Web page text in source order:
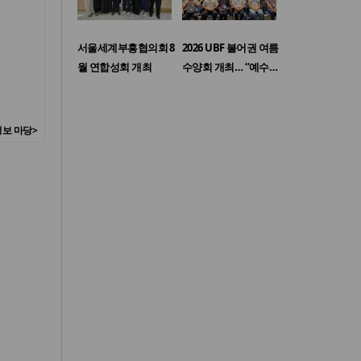
마당>
서울세계부흥협의회 8
월 연합성회 개최
2026 UBF 불어권 여름
수양회 개최… “예수…